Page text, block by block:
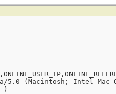
Intel Mac OS
)